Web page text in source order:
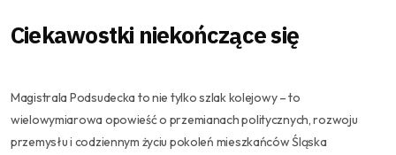
Ciekawostki niekończące się
Magistrala Podsudecka to nie tylko szlak kolejowy – to
wielowymiarowa opowieść o przemianach politycznych, rozwoju
przemysłu i codziennym życiu pokoleń mieszkańców Śląska